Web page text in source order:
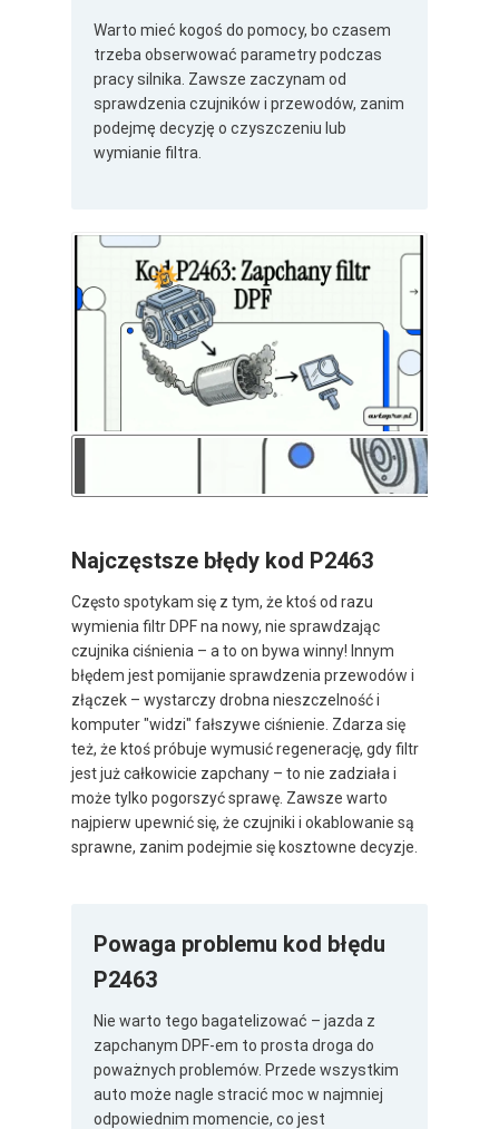
Warto mieć kogoś do pomocy, bo czasem
trzeba obserwować parametry podczas
pracy silnika. Zawsze zaczynam od
sprawdzenia czujników i przewodów, zanim
podejmę decyzję o czyszczeniu lub
wymianie filtra.
Najczęstsze błędy kod P2463
Często spotykam się z tym, że ktoś od razu
wymienia filtr DPF na nowy, nie sprawdzając
czujnika ciśnienia – a to on bywa winny! Innym
błędem jest pomijanie sprawdzenia przewodów i
złączek – wystarczy drobna nieszczelność i
komputer "widzi" fałszywe ciśnienie. Zdarza się
też, że ktoś próbuje wymusić regenerację, gdy filtr
jest już całkowicie zapchany – to nie zadziała i
może tylko pogorszyć sprawę. Zawsze warto
najpierw upewnić się, że czujniki i okablowanie są
sprawne, zanim podejmie się kosztowne decyzje.
Powaga problemu kod błędu
P2463
Nie warto tego bagatelizować – jazda z
zapchanym DPF-em to prosta droga do
poważnych problemów. Przede wszystkim
auto może nagle stracić moc w najmniej
odpowiednim momencie, co jest